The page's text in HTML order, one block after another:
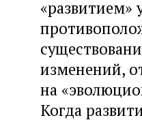
«развитием»
изменений,
на
Когда